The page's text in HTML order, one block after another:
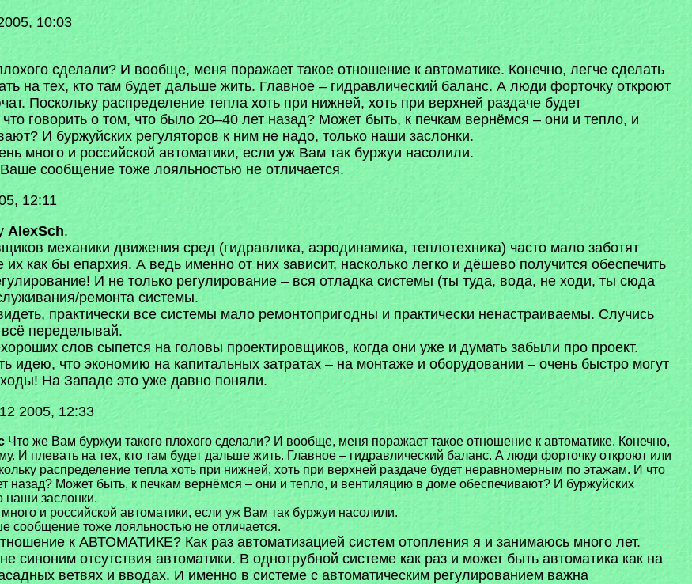
10:03
сделали? И вообще, меня поражает такое отношение к автоматике. Конечно, легче сделать
на тех, кто там будет дальше жить. Главное – гидравлический баланс. А люди форточку откроют
Поскольку распределение тепла хоть при нижней, хоть при верхней раздаче будет
говорить о том, что было 20–40 лет назад? Может быть, к печкам вернёмся – они и тепло, и
И буржуйских регуляторов к ним не надо, только наши заслонки.
много и российской автоматики, если уж Вам так буржуи насолили.
сообщение тоже лояльностью не отличается.
12:11
AlexSch.
механики движения сред (гидравлика, аэродинамика, теплотехника) часто мало заботят
как бы епархия. А ведь именно от них зависит, насколько легко и дёшево получится обеспечить
И не только регулирование – вся отладка системы (ты туда, вода, не ходи, ты сюда
ремонта системы.
практически все системы мало ремонтопригодны и практически ненастраиваемы. Случись
переделывай.
слов сыпется на головы проектировщиков, когда они уже и думать забыли про проект.
идею, что экономию на капитальных затратах – на монтаже и оборудовании – очень быстро могут
На Западе это уже давно поняли.
2005, 12:33
Что же Вам буржуи такого плохого сделали? И вообще, меня поражает такое отношение к автоматике. Конечно,
И плевать на тех, кто там будет дальше жить. Главное – гидравлический баланс. А люди форточку откроют или
распределение тепла хоть при нижней, хоть при верхней раздаче будет неравномерным по этажам. И что
назад? Может быть, к печкам вернёмся – они и тепло, и вентиляцию в доме обеспечивают? И буржуйских
наши заслонки.
и российской автоматики, если уж Вам так буржуи насолили.
сообщение тоже лояльностью не отличается.
к АВТОМАТИКЕ? Как раз автоматизацией систем отопления я и занимаюсь много лет.
отсутствия автоматики. В однотрубной системе как раз и может быть автоматика как на
ветвях и вводах. И именно в системе с автоматическим регулированием важна